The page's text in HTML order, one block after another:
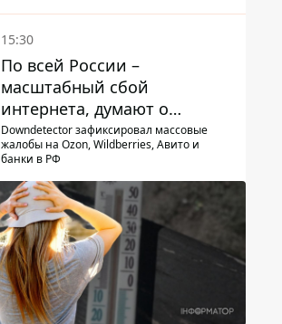
15:30
По всей России –
масштабный сбой
интернета, думают о
причинах
Downdetector зафиксировал массовые
жалобы на Ozon, Wildberries, Авито и
банки в РФ